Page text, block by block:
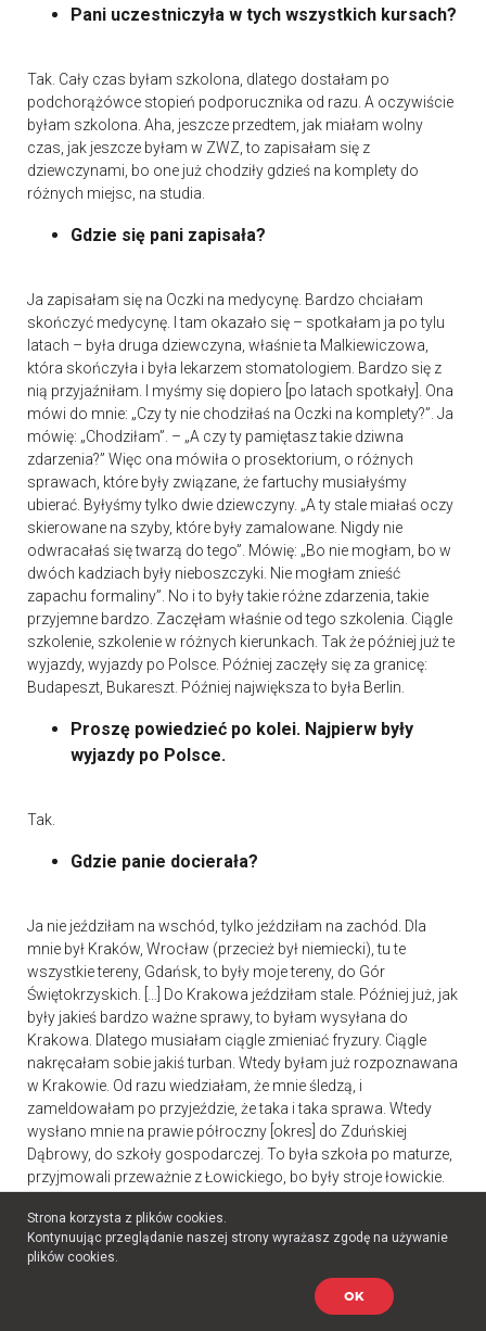
Pani uczestniczyła w tych wszystkich kursach?
Tak. Cały czas byłam szkolona, dlatego dostałam po
podchorążówce stopień podporucznika od razu. A oczywiście
byłam szkolona. Aha, jeszcze przedtem, jak miałam wolny
czas, jak jeszcze byłam w ZWZ, to zapisałam się z
dziewczynami, bo one już chodziły gdzieś na komplety do
różnych miejsc, na studia.
Gdzie się pani zapisała?
Ja zapisałam się na Oczki na medycynę. Bardzo chciałam
skończyć medycynę. I tam okazało się – spotkałam ja po tylu
latach – była druga dziewczyna, właśnie ta Malkiewiczowa,
która skończyła i była lekarzem stomatologiem. Bardzo się z
nią przyjaźniłam. I myśmy się dopiero [po latach spotkały]. Ona
mówi do mnie: „Czy ty nie chodziłaś na Oczki na komplety?”. Ja
mówię: „Chodziłam”. – „A czy ty pamiętasz takie dziwna
zdarzenia?” Więc ona mówiła o prosektorium, o różnych
sprawach, które były związane, że fartuchy musiałyśmy
ubierać. Byłyśmy tylko dwie dziewczyny. „A ty stale miałaś oczy
skierowane na szyby, które były zamalowane. Nigdy nie
odwracałaś się twarzą do tego”. Mówię: „Bo nie mogłam, bo w
dwóch kadziach były nieboszczyki. Nie mogłam znieść
zapachu formaliny”. No i to były takie różne zdarzenia, takie
przyjemne bardzo. Zaczęłam właśnie od tego szkolenia. Ciągle
szkolenie, szkolenie w różnych kierunkach. Tak że później już te
wyjazdy, wyjazdy po Polsce. Później zaczęły się za granicę:
Budapeszt, Bukareszt. Później największa to była Berlin.
Proszę powiedzieć po kolei. Najpierw były
wyjazdy po Polsce.
Tak.
Gdzie panie docierała?
Ja nie jeździłam na wschód, tylko jeździłam na zachód. Dla
mnie był Kraków, Wrocław (przecież był niemiecki), tu te
wszystkie tereny, Gdańsk, to były moje tereny, do Gór
Świętokrzyskich. […] Do Krakowa jeździłam stale. Później już, jak
były jakieś bardzo ważne sprawy, to byłam wysyłana do
Krakowa. Dlatego musiałam ciągle zmieniać fryzury. Ciągle
nakręcałam sobie jakiś turban. Wtedy byłam już rozpoznawana
w Krakowie. Od razu wiedziałam, że mnie śledzą, i
zameldowałam po przyjeździe, że taka i taka sprawa. Wtedy
wysłano mnie na prawie półroczny [okres] do Zduńskiej
Dąbrowy, do szkoły gospodarczej. To była szkoła po maturze,
przyjmowali przeważnie z Łowickiego, bo były stroje łowickie.
mieć komplet. Przecież to były elewki, które pokończyły te
szkoły i później one były właśnie instruktorkami w tych
szkołach, gotowania, pieczenia, wszystkiego. I ja tam
nauczyłam się, bo nie umiałam nawet jajka ugotować, a tam
się nauczyłam wszystkiego. Później stałam się taką
Strona korzysta z plików cookies.
Kontynuując przeglądanie naszej strony wyrażasz zgodę na używanie
plików cookies.
OK